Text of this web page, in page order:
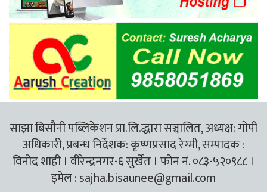
साझा बिसौनी पब्लिकेशन प्रा.लि.द्धारा सञ्चालित, अध्यक्ष: गोपी
अधिकारी, प्रबन्ध निर्देशक: कृष्णप्रसाद रेग्मी, सम्पादक :
विनोद शाही । वीरेन्द्रनगर-६ सुर्खेत । फोन नं. ०८३-५२०९८८ ।
इमेल :sajha.bisaunee@gmail.com